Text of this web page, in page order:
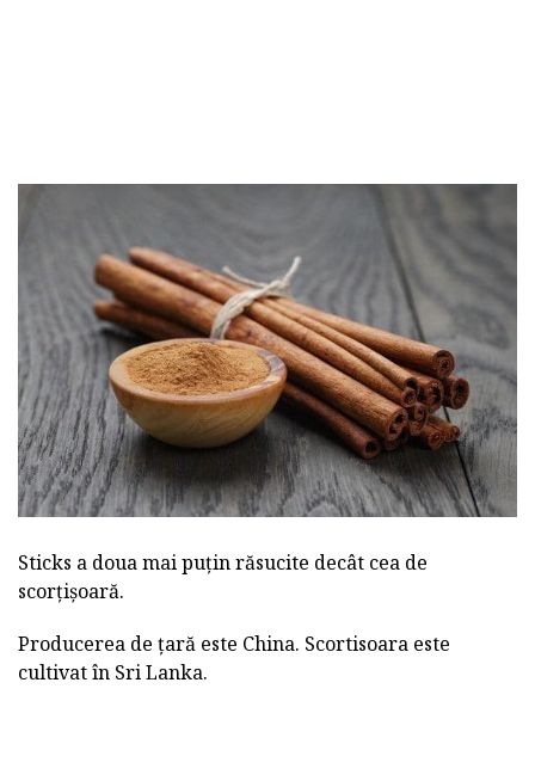
Sticks a doua mai puțin răsucite decât cea de
scorțișoară.
Producerea de țară este China. Scortisoara este
cultivat în Sri Lanka.